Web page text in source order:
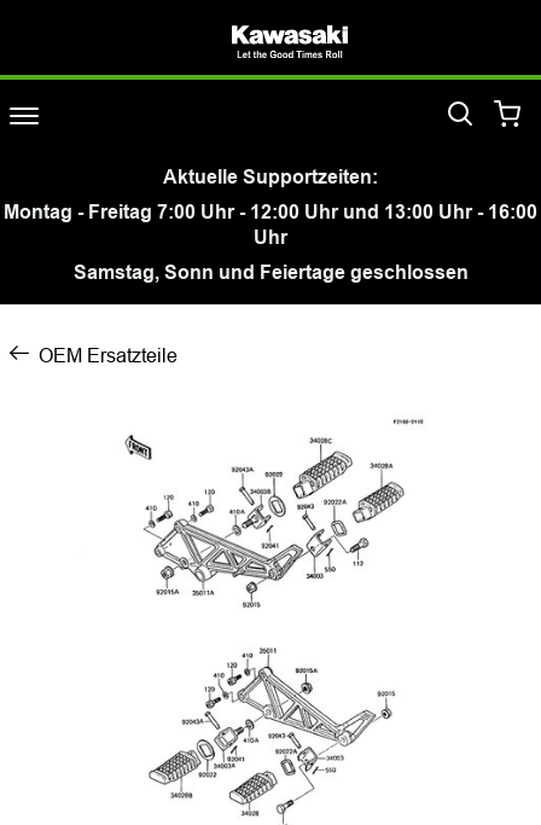
Aktuelle Supportzeiten:
Montag - Freitag 7:00 Uhr - 12:00 Uhr und 13:00 Uhr - 16:00
Uhr
Samstag, Sonn und Feiertage geschlossen
OEM Ersatzteile